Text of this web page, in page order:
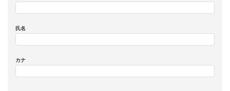
氏名
カナ